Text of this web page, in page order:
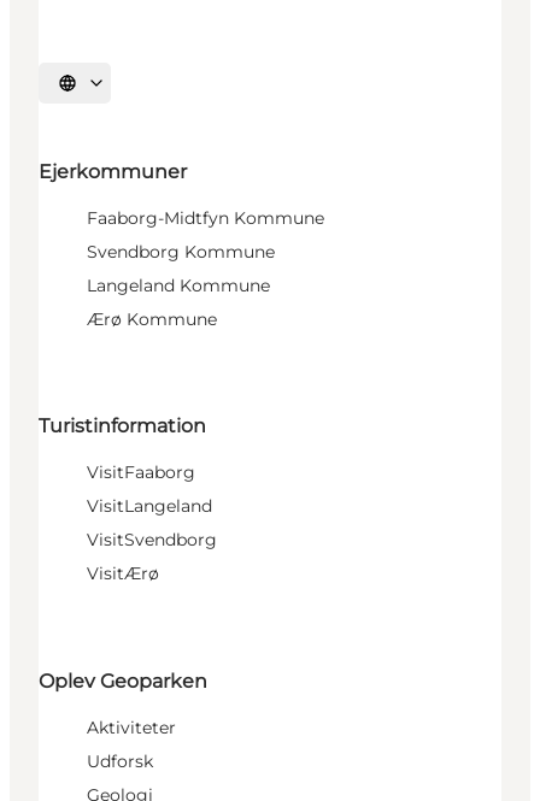
Vælg sprog
Ejerkommuner
Faaborg-Midtfyn Kommune
Svendborg Kommune
Langeland Kommune
Ærø Kommune
Turistinformation
VisitFaaborg
VisitLangeland
VisitSvendborg
VisitÆrø
Oplev Geoparken
Aktiviteter
Udforsk
Geologi